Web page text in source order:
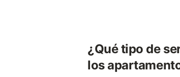
¿Qué tipo de
los